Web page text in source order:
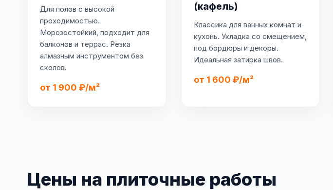
Для полов с высокой
проходимостью.
Морозостойкий, подходит для
балконов и террас. Резка
алмазным инструментом без
сколов.
от 1 900 ₽/м²
(кафель)
Классика для ванных комнат и
кухонь. Укладка со смещением,
под бордюры и декоры.
Идеальная затирка швов.
от 1 600 ₽/м²
Цены на плиточные работы